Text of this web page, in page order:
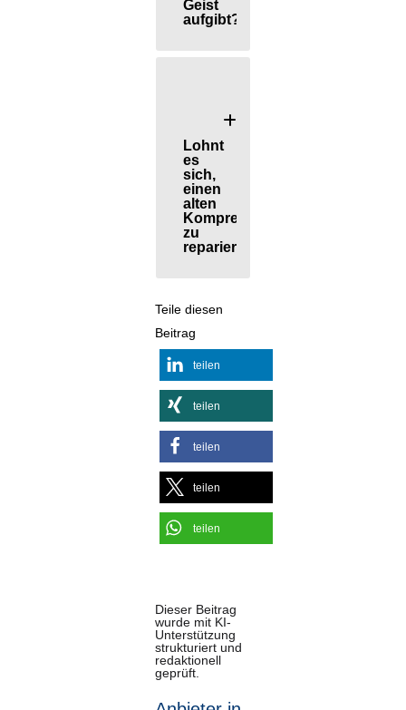
Geist
aufgibt?
Lohnt
es
sich,
einen
alten
Kompressor
zu
reparieren?
Teile diesen
Beitrag
teilen
teilen
teilen
teilen
teilen
Dieser Beitrag
wurde mit KI-
Unterstützung
strukturiert und
redaktionell
geprüft.